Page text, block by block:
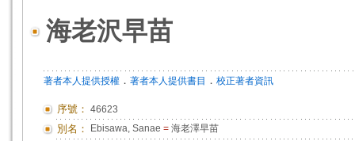
海老沢早苗
著者本人提供授權 ． 著者本人提供書目 ． 校正著者資訊
序號： 46623
別名： Ebisawa, Sanae = 海老澤早苗